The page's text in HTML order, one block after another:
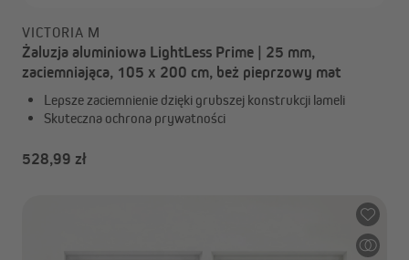
VICTORIA M
Żaluzja aluminiowa LightLess Prime | 25 mm,
zaciemniająca, 105 x 200 cm, beż pieprzowy mat
Lepsze zaciemnienie dzięki grubszej konstrukcji lameli
Skuteczna ochrona prywatności
528,99 zł